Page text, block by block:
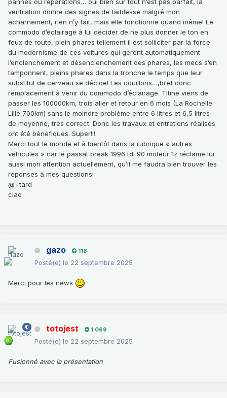
ventilation donne des signes de faiblesse malgré mon
acharnement, rien n’y fait, mais elle fonctionne quand même! Le
commodo d’éclairage à lui décider de ne plus donner le ton en
feux de route, plein phares tellement il est solliciter par la force
du modernisme de ces voitures qui gèrent automatiquement
l’enclenchement et désenclenchement des phares, les mecs s’en
tamponnent, pleins phares dans la tronche le temps que leur
substitut de cerveau se décide! Les couillons…,bref donc
remplacement à venir du commodo d’éclairage. Titine viens de
passer les 100000km, trois aller et retour en 6 mois (La Rochelle
Lille 700km) sans le moindre problème entre 6 litres et 6,5 litres
de moyenne, très correct. Donc les travaux et entretiens réalisés
ont été bénéfiques. Super!!!
Merci tout le monde et à bientôt dans la rubrique « autres
véhicules » car le passat break 1996 tdi 90 moteur 1z réclame lui
aussi mon attention actuellement, qu’il me faudra bien trouver les
réponses à mes questions!
@+tard
ciao
gazo 118
Posté(e) le 22 septembre 2025
Merci pour les news
totojest 1 069
Posté(e) le 22 septembre 2025
Fusionné avec la présentation